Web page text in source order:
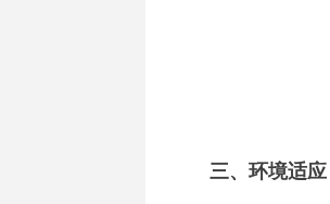
三、环境适